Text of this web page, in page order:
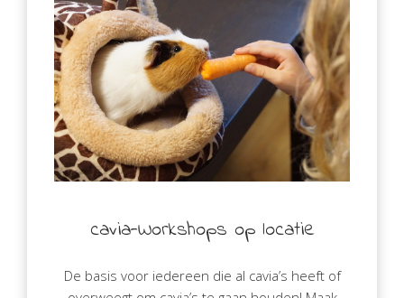
cavia-Workshops op locatie
De basis voor iedereen die al cavia’s heeft of